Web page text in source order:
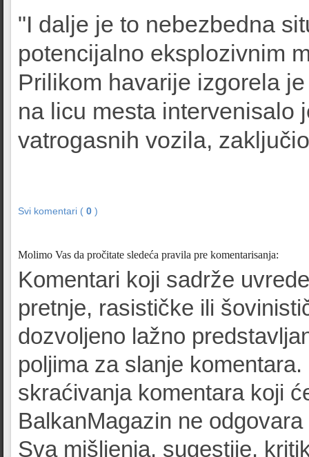
"I dalje je to nebezbedna
potencijalno eksplozivnim
Prilikom havarije izgorela
na licu mesta intervenisalo
vatrogasnih vozila,
Svi komentari ( 0 )
Molimo Vas da pročitate sledeća pravila pre komentarisanja:
Komentari koji sadrže
pretnje, rasističke ili
dozvoljeno lažno
poljima za slanje
skraćivanja komentara koji
BalkanMagazin ne
Sva mišljenja, sugestije,